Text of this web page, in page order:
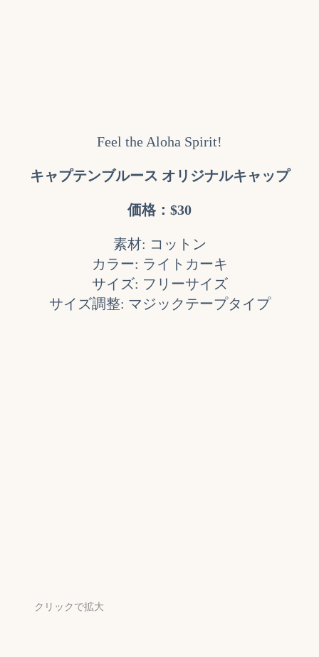
Feel the Aloha Spirit!
キャプテンブルース オリジナルキャップ
価格：$30
素材: コットン
カラー: ライトカーキ
サイズ: フリーサイズ
サイズ調整: マジックテープタイプ
クリックで拡大